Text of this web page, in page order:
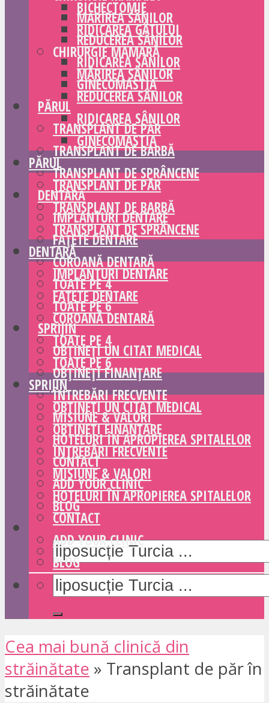
MĂRIREA SÂNILOR
REDUCEREA SÂNILOR
RIDICAREA SÂNILOR
GINECOMASTIA
PĂRUL
TRANSPLANT DE PĂR
TRANSPLANT DE BARBĂ
TRANSPLANT DE SPRÂNCENE
DENTARĂ
IMPLANTURI DENTARE
FAȚETE DENTARE
COROANĂ DENTARĂ
TOATE PE 4
TOATE PE 6
SPRIJIN
OBȚINEȚI UN CITAT MEDICAL
OBȚINEȚI FINANȚARE
ÎNTREBĂRI FRECVENTE
MISIUNE & VALORI
HOTELURI ÎN APROPIEREA SPITALELOR
CONTACT
ADD YOUR CLINIC
BLOG
BICHECTOMIE
RIDICAREA GÂTULUI
CHIRURGIE MAMARĂ
MĂRIREA SÂNILOR
REDUCEREA SÂNILOR
RIDICAREA SÂNILOR
GINECOMASTIA
PĂRUL
TRANSPLANT DE PĂR
TRANSPLANT DE BARBĂ
TRANSPLANT DE SPRÂNCENE
DENTARĂ
IMPLANTURI DENTARE
FAȚETE DENTARE
COROANĂ DENTARĂ
TOATE PE 4
TOATE PE 6
SPRIJIN
OBȚINEȚI UN CITAT MEDICAL
OBȚINEȚI FINANȚARE
ÎNTREBĂRI FRECVENTE
MISIUNE & VALORI
HOTELURI ÎN APROPIEREA SPITALELOR
CONTACT
ADD YOUR CLINIC
BLOG
Cea mai bună clinică din
străinătate » Transplant de păr în
străinătate